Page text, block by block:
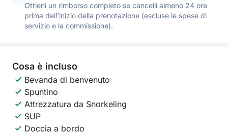
Ottieni un rimborso completo se cancelli almeno 24 ore
prima dell'inizio della prenotazione (escluse le spese di
servizio e la commissione).
Cosa è incluso
Bevanda di benvenuto
Spuntino
Attrezzatura da Snorkeling
SUP
Doccia a bordo